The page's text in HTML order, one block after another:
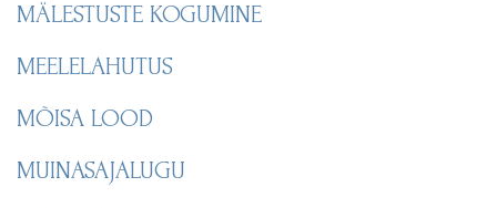
MÄLESTUSTE KOGUMINE
MEELELAHUTUS
MÕISA LOOD
MUINASAJALUGU